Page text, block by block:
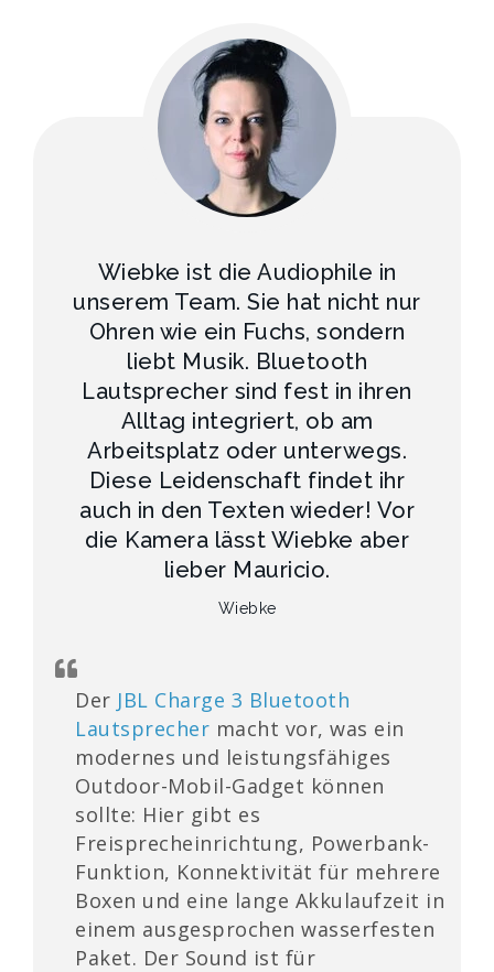
Wiebke ist die Audiophile in
unserem Team. Sie hat nicht nur
Ohren wie ein Fuchs, sondern
liebt Musik. Bluetooth
Lautsprecher sind fest in ihren
Alltag integriert, ob am
Arbeitsplatz oder unterwegs.
Diese Leidenschaft findet ihr
auch in den Texten wieder! Vor
die Kamera lässt Wiebke aber
lieber Mauricio.
Wiebke
Der JBL Charge 3 Bluetooth
Lautsprecher macht vor, was ein
modernes und leistungsfähiges
Outdoor-Mobil-Gadget können
sollte: Hier gibt es
Freisprecheinrichtung, Powerbank-
Funktion, Konnektivität für mehrere
Boxen und eine lange Akkulaufzeit in
einem ausgesprochen wasserfesten
Paket. Der Sound ist für